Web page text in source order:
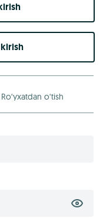
Ro‘yxatdan o‘tish